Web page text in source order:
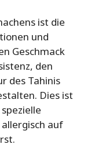
ist die
und
Geschmack
den
des Tahinis
Dies ist
auf